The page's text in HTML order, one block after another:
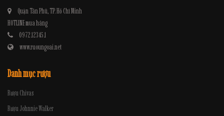
Quận Tân Phú, TP. Hồ Chí Minh
HOTLINE mua hàng
0972.12345.1
www.ruoungoai.net
Danh mục rượu
Rượu Chivas
Rượu Johnnie Walker